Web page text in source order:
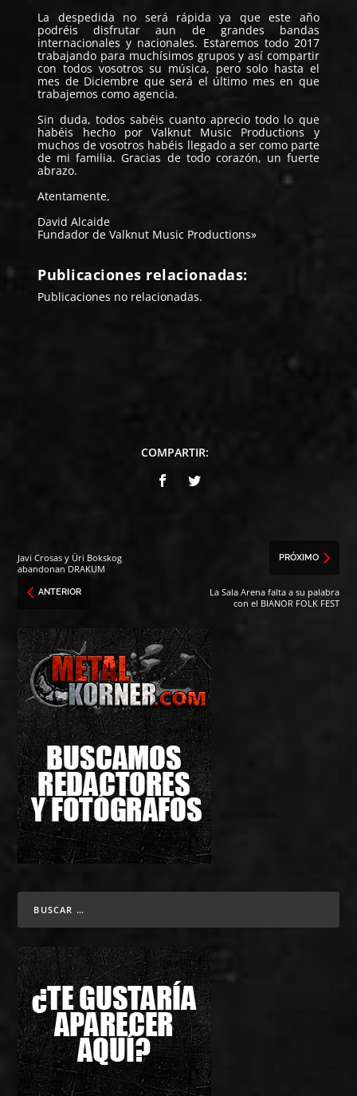
La despedida no será rápida ya que este año
podréis disfrutar aun de grandes bandas
internacionales y nacionales. Estaremos todo 2017
trabajando para muchísimos grupos y así compartir
con todos vosotros su música, pero solo hasta el
mes de Diciembre que será el último mes en que
trabajemos como agencia.
Sin duda, todos sabéis cuanto aprecio todo lo que
habéis hecho por Valknut Music Productions y
muchos de vosotros habéis llegado a ser como parte
de mi familia. Gracias de todo corazón, un fuerte
abrazo.
Atentamente,
David Alcaide
Fundador de Valknut Music Productions»
Publicaciones relacionadas:
Publicaciones no relacionadas.
COMPARTIR:
Javi Crosas y Üri Bokskog
abandonan DRAKUM
ANTERIOR
PRÓXIMO
La Sala Arena falta a su palabra
con el BIANOR FOLK FEST